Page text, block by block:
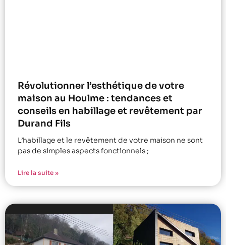
Révolutionner l’esthétique de votre
maison au Houlme : tendances et
conseils en habillage et revêtement par
Durand Fils
L’habillage et le revêtement de votre maison ne sont
pas de simples aspects fonctionnels ;
Lire la suite »